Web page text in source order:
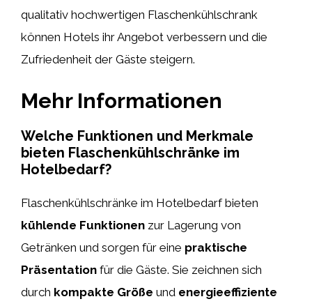
qualitativ hochwertigen Flaschenkühlschrank
können Hotels ihr Angebot verbessern und die
Zufriedenheit der Gäste steigern.
Mehr Informationen
Welche Funktionen und Merkmale
bieten Flaschenkühlschränke im
Hotelbedarf?
Flaschenkühlschränke im Hotelbedarf bieten
kühlende Funktionen zur Lagerung von
Getränken und sorgen für eine praktische
Präsentation für die Gäste. Sie zeichnen sich
durch kompakte Größe und energieeffiziente